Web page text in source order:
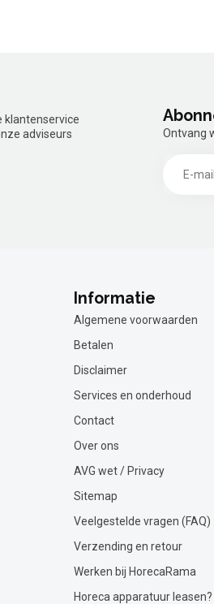
klantenservice
adviseurs
Ontvang
Informatie
Algemene voorwaarden
Betalen
Disclaimer
Services en onderhoud
Contact
Over ons
AVG wet / Privacy
Sitemap
Veelgestelde vragen (FAQ)
Verzending en retour
Werken bij HorecaRama
Horeca apparatuur leasen?